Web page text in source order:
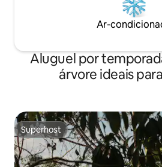
Ar-
Aluguel por
árvore ideais
Superhost
Superhost